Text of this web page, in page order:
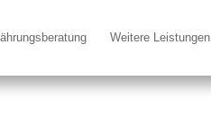
Weitere Leistungen